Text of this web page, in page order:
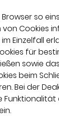
so
von Cookies
Einzelfall
für
sowie
beim
Bei der
Funktionalität